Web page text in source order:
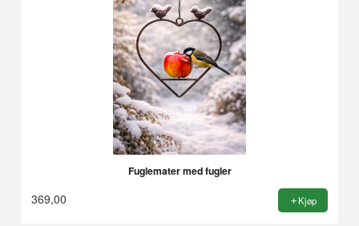
Fuglemater med fugler
369,00 Kjøp